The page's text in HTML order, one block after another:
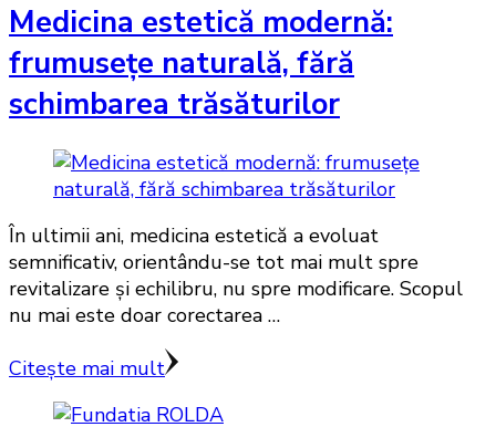
Medicina estetică modernă:
frumusețe naturală, fără
schimbarea trăsăturilor
În ultimii ani, medicina estetică a evoluat
semnificativ, orientându-se tot mai mult spre
revitalizare și echilibru, nu spre modificare. Scopul
nu mai este doar corectarea …
Citește mai mult